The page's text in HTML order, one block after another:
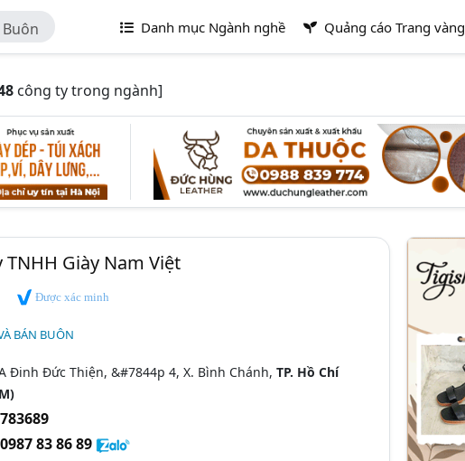
Buôn Danh mục Ngành nghề Quảng cáo Trang vàng
công ty trong ngành]
TNHH Giày Nam Việt
Được xác minh
BÁN BUÔN
Đinh Đức Thiện, &#7844p 4, X. Bình Chánh, TP. Hồ Chí
0987 83 86 89